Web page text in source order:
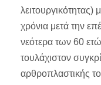
χρόνια μετά την
νεότερα των 60
τουλάχιστον
αρθροπλαστικής